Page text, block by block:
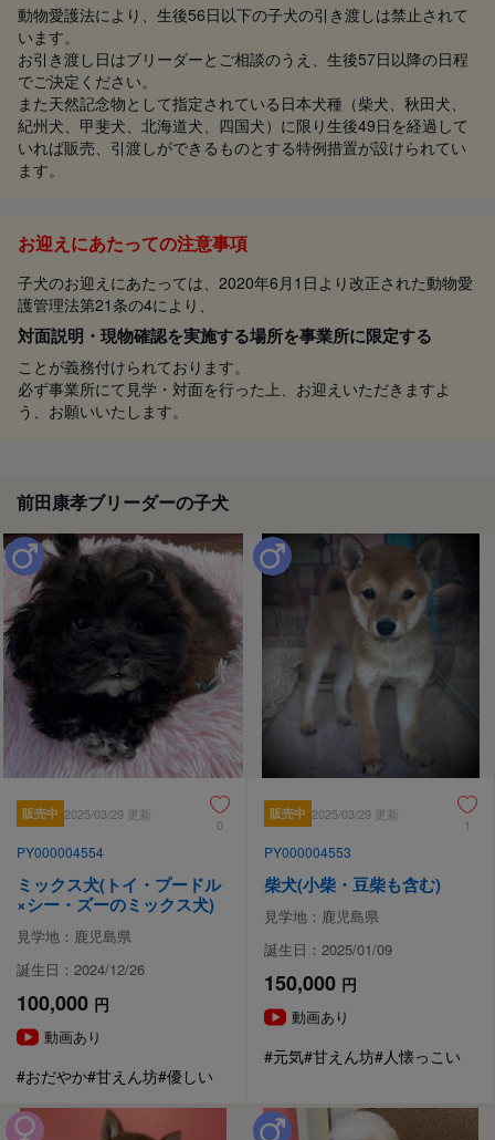
動物愛護法により、生後56日以下の子犬の引き渡しは禁止されて
います。
お引き渡し日はブリーダーとご相談のうえ、生後57日以降の日程
でご決定ください。
また天然記念物として指定されている日本犬種（柴犬、秋田犬、
紀州犬、甲斐犬、北海道犬、四国犬）に限り生後49日を経過して
いれば販売、引渡しができるものとする特例措置が設けられてい
ます。
お迎えにあたっての注意事項
子犬のお迎えにあたっては、2020年6月1日より改正された動物愛
護管理法第21条の4により、
対面説明・現物確認を実施する場所を事業所に限定する
ことが義務付けられております。
必ず事業所にて見学・対面を行った上、お迎えいただきますよ
う、お願いいたします。
前田康孝ブリーダーの子犬
販売中 2025/03/29 更新
0
PY000004554
ミックス犬(トイ・プードル
×シー・ズーのミックス犬)
見学地：鹿児島県
誕生日：2024/12/26
100,000 円
動画あり
#おだやか#甘えん坊#優しい
販売中 2025/03/29 更新
1
PY000004553
柴犬(小柴・豆柴も含む)
見学地：鹿児島県
誕生日：2025/01/09
150,000 円
動画あり
#元気#甘えん坊#人懐っこい